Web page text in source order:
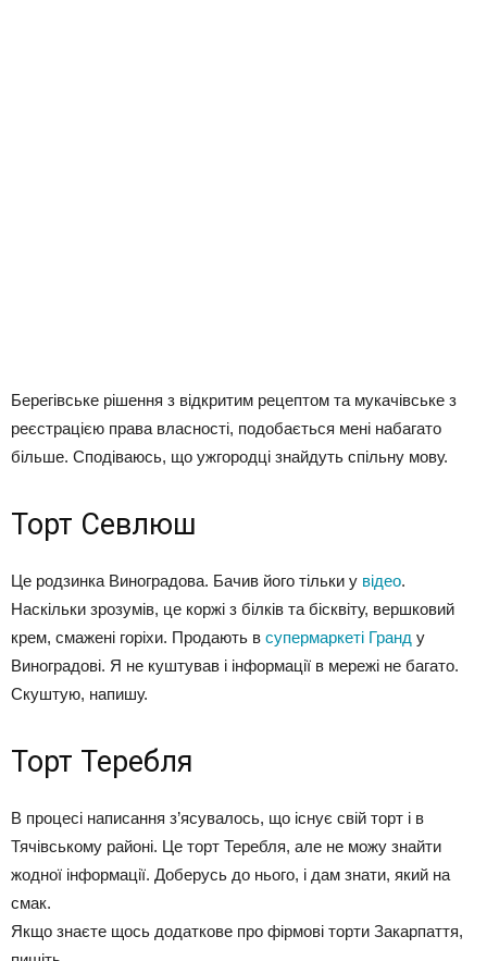
Берегівське рішення з відкритим рецептом та мукачівське з
реєстрацією права власності, подобається мені набагато
більше. Сподіваюсь, що ужгородці знайдуть спільну мову.
Торт Севлюш
Це родзинка Виноградова. Бачив його тільки у відео.
Наскільки зрозумів, це коржі з білків та бісквіту, вершковий
крем, смажені горіхи. Продають в супермаркеті Гранд у
Виноградові. Я не куштував і інформації в мережі не багато.
Скуштую, напишу.
Торт Теребля
В процесі написання з’ясувалось, що існує свій торт і в
Тячівському районі. Це торт Теребля, але не можу знайти
жодної інформації. Доберусь до нього, і дам знати, який на
смак.
Якщо знаєте щось додаткове про фірмові торти Закарпаття,